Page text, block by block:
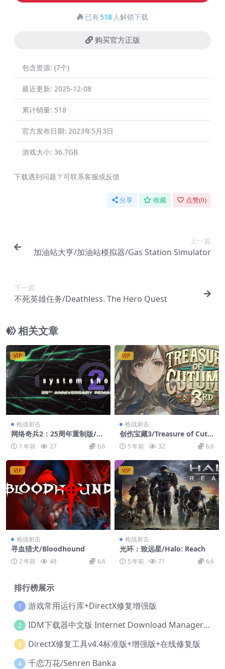
已有518 人解锁下载
购买官方正版
包含资源: (7个)
最近更新: 2025-12-08
累计销量: 518
官方发布日期: 2023年5月3日
游戏大小: 36.7GB
下载遇到问题？可联系客服或反馈
分享 收藏 点赞(0)
上一篇
加油站大亨/加油站模拟器/Gas Station Simulator
下一篇
不死英雄任务/Deathless. The Hero Quest
相关文章
VIP
枪战射击
网络奇兵2：25周年重制版/Sy
stem Shock 2: 25th Annive
rsary Remaster
1 年前 27 6.6
VIP
枪战射击
创伤宝藏3/Treasure of Cutu
ma 3rd
5 年前 32 6.6
VIP
枪战射击
寻血猎犬/Bloodhound
2 年前 48 6.6
VIP
枪战射击
光环：致远星/Halo: Reach
5 年前 71 6.6
排行榜展示
1 游戏常用运行库+DirectX修复增强版
2 IDM下载器中文版 Internet Download Manager v6.42.36 IDM
3 DirectX修复工具v4.4标准版+增强版+在线修复版
4 千恋万花/Senren Banka